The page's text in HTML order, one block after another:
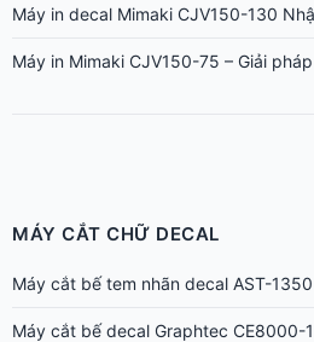
Máy in decal Mimaki CJV150-130
Máy in Mimaki CJV150-75 – Giải
MÁY CẮT CHỮ DECAL
Máy cắt bế tem nhãn decal AST-
Máy cắt bế decal Graphtec CE8000-